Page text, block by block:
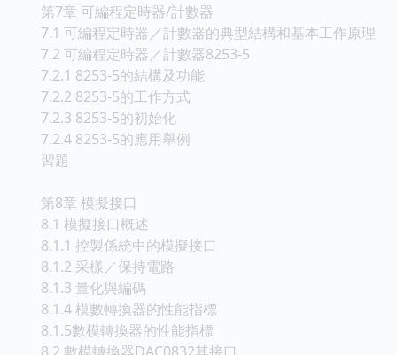
第7章 可編程定時器/計數器
7.1 可編程定時器／計數器的典型結構和基本工作原理
7.2 可編程定時器／計數器8253-5
7.2.1 8253-5的結構及功能
7.2.2 8253-5的工作方式
7.2.3 8253-5的初始化
7.2.4 8253-5的應用舉例
習題
第8章 模擬接口
8.1 模擬接口概述
8.1.1 控製係統中的模擬接口
8.1.2 采樣／保持電路
8.1.3 量化與編碼
8.1.4 模數轉換器的性能指標
8.1.5數模轉換器的性能指標